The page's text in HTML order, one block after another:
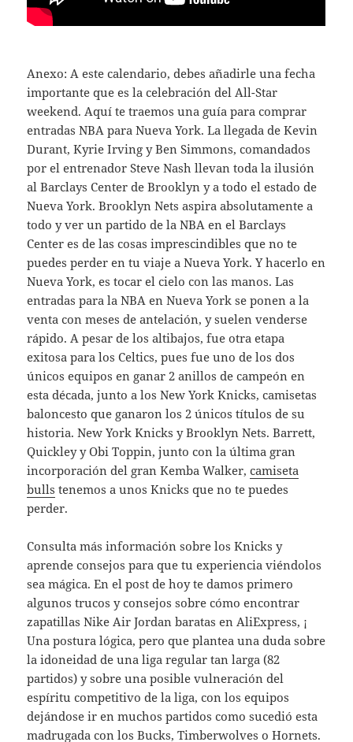
Anexo: A este calendario, debes añadirle una fecha
importante que es la celebración del All-Star
weekend. Aquí te traemos una guía para comprar
entradas NBA para Nueva York. La llegada de Kevin
Durant, Kyrie Irving y Ben Simmons, comandados
por el entrenador Steve Nash llevan toda la ilusión
al Barclays Center de Brooklyn y a todo el estado de
Nueva York. Brooklyn Nets aspira absolutamente a
todo y ver un partido de la NBA en el Barclays
Center es de las cosas imprescindibles que no te
puedes perder en tu viaje a Nueva York. Y hacerlo en
Nueva York, es tocar el cielo con las manos. Las
entradas para la NBA en Nueva York se ponen a la
venta con meses de antelación, y suelen venderse
rápido. A pesar de los altibajos, fue otra etapa
exitosa para los Celtics, pues fue uno de los dos
únicos equipos en ganar 2 anillos de campeón en
esta década, junto a los New York Knicks, camisetas
baloncesto que ganaron los 2 únicos títulos de su
historia. New York Knicks y Brooklyn Nets. Barrett,
Quickley y Obi Toppin, junto con la última gran
incorporación del gran Kemba Walker,camiseta
bulls tenemos a unos Knicks que no te puedes
perder.
Consulta más información sobre los Knicks y
aprende consejos para que tu experiencia viéndolos
sea mágica. En el post de hoy te damos primero
algunos trucos y consejos sobre cómo encontrar
zapatillas Nike Air Jordan baratas en AliExpress, ¡
Una postura lógica, pero que plantea una duda sobre
la idoneidad de una liga regular tan larga (82
partidos) y sobre una posible vulneración del
espíritu competitivo de la liga, con los equipos
dejándose ir en muchos partidos como sucedió esta
madrugada con los Bucks, Timberwolves o Hornets.